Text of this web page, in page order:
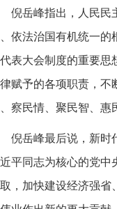
倪岳峰指出，人民民
依法治国有机统一的
表大会制度的重要思
赋予的各项职责，不
察民情、聚民智、惠
倪岳峰最后说，新时
平同志为核心的党中
，加快建设经济强省